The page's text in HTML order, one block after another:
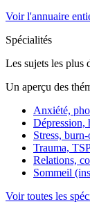
Voir l'annuaire
Spécialités
Les sujets les plus
Un aperçu des
Anxiété,
Dépression,
Stress,
Trauma,
Relations,
Sommeil
Voir toutes les